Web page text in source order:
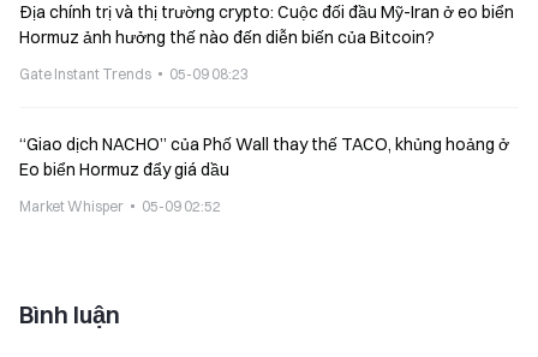
Địa chính trị và thị trường crypto: Cuộc đối đầu Mỹ-Iran ở eo biển
Hormuz ảnh hưởng thế nào đến diễn biến của Bitcoin?
Gate Instant Trends 05-09 08:23
“Giao dịch NACHO” của Phố Wall thay thế TACO, khủng hoảng ở
Eo biển Hormuz đẩy giá dầu
Market Whisper 05-09 02:52
Bình luận